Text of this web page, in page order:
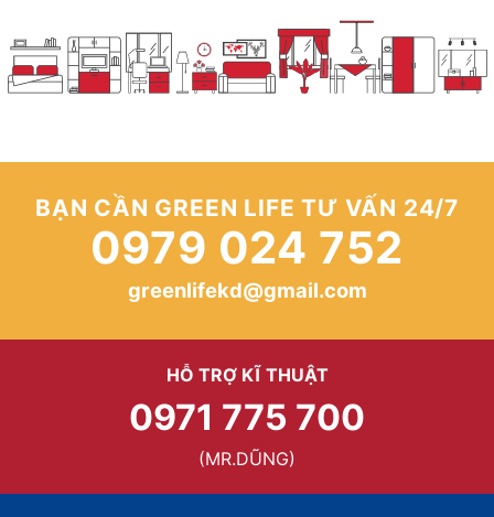
BẠN CẦN GREEN LIFE TƯ VẤN 24/7
0979 024 752
greenlifekd@gmail.com
HỖ TRỢ KĨ THUẬT
0971 775 700
(MR.DŨNG)